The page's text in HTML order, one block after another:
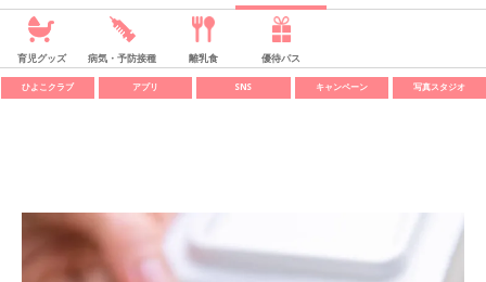
育児グッズ 病気・予防接種 離乳食 優待パス
ひよこクラブ アプリ SNS キャンペーン 写真スタジオ